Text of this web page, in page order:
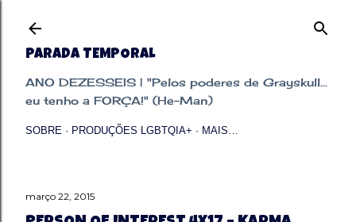
PARADA TEMPORAL
ANO DEZESSEIS | "Pelos poderes de Grayskull...
eu tenho a FORÇA!" (He-Man)
SOBRE PRODUÇÕES LGBTQIA+ MAIS…
março 22, 2015